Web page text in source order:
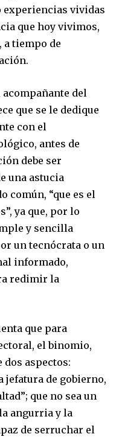
experiencias vividas
que hoy vivimos,
a tiempo de
del
que se le dedique
con el
antes de
debe ser
una astucia
común, “que es el
ya que, por lo
y sencilla
un tecnócrata o un
informado,
redimir la
que para
el binomio,
dos aspectos:
jefatura de gobierno,
que no sea un
angurria y la
de serruchar el